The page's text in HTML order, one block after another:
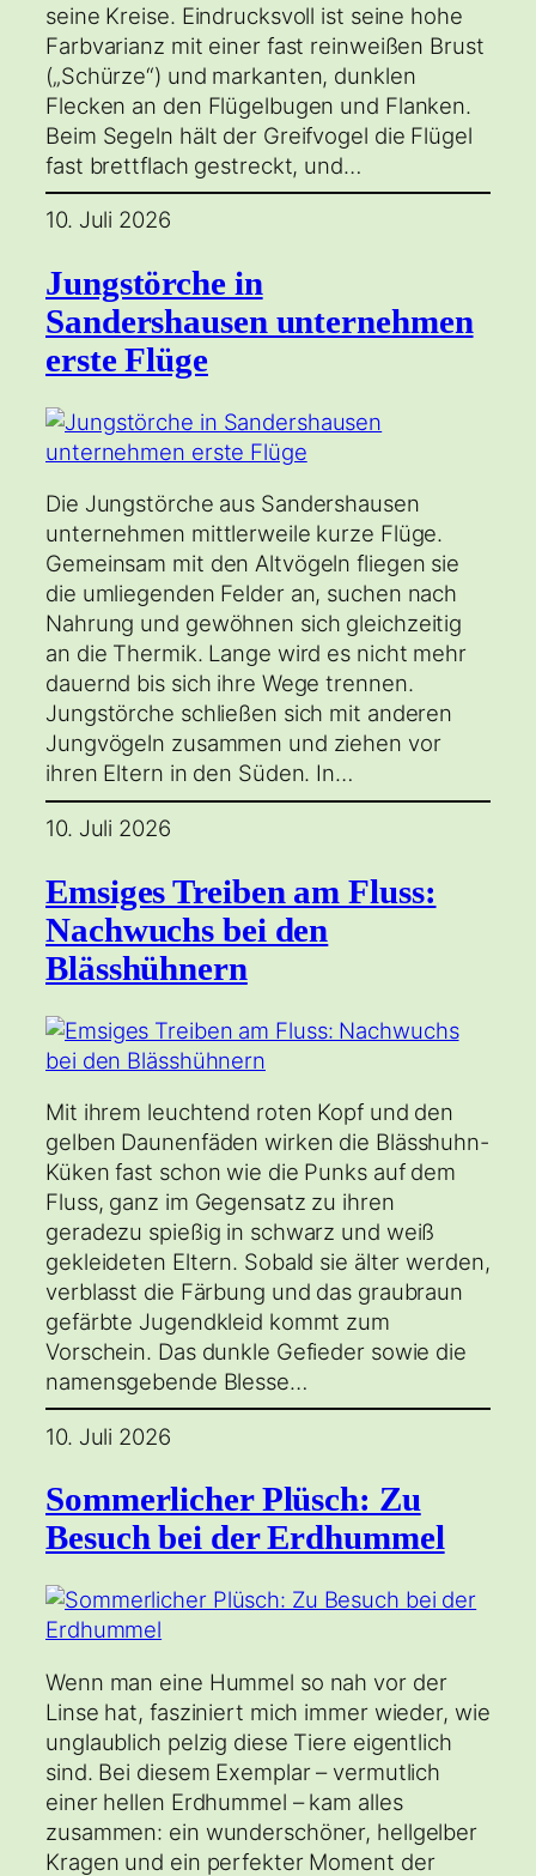
seine Kreise. Eindrucksvoll ist seine hohe
Farbvarianz mit einer fast reinweißen Brust
(„Schürze“) und markanten, dunklen
Flecken an den Flügelbugen und Flanken.
Beim Segeln hält der Greifvogel die Flügel
fast brettflach gestreckt, und…
10. Juli 2026
Jungstörche in
Sandershausen unternehmen
erste Flüge
Die Jungstörche aus Sandershausen
unternehmen mittlerweile kurze Flüge.
Gemeinsam mit den Altvögeln fliegen sie
die umliegenden Felder an, suchen nach
Nahrung und gewöhnen sich gleichzeitig
an die Thermik. Lange wird es nicht mehr
dauernd bis sich ihre Wege trennen.
Jungstörche schließen sich mit anderen
Jungvögeln zusammen und ziehen vor
ihren Eltern in den Süden. In…
10. Juli 2026
Emsiges Treiben am Fluss:
Nachwuchs bei den
Blässhühnern
Mit ihrem leuchtend roten Kopf und den
gelben Daunenfäden wirken die Blässhuhn-
Küken fast schon wie die Punks auf dem
Fluss, ganz im Gegensatz zu ihren
geradezu spießig in schwarz und weiß
gekleideten Eltern. Sobald sie älter werden,
verblasst die Färbung und das graubraun
gefärbte Jugendkleid kommt zum
Vorschein. Das dunkle Gefieder sowie die
namensgebende Blesse…
10. Juli 2026
Sommerlicher Plüsch: Zu
Besuch bei der Erdhummel
Wenn man eine Hummel so nah vor der
Linse hat, fasziniert mich immer wieder, wie
unglaublich pelzig diese Tiere eigentlich
sind. Bei diesem Exemplar – vermutlich
einer hellen Erdhummel – kam alles
zusammen: ein wunderschöner, hellgelber
Kragen und ein perfekter Moment der